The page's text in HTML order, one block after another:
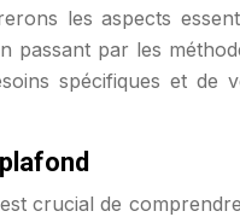
les aspects
passant par les
spécifiques et de
crucial de